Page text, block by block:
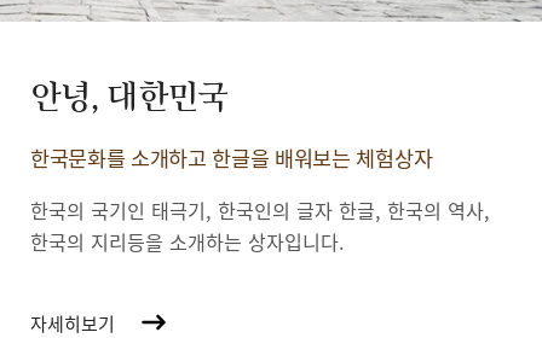
안녕, 대한민국
한국문화를 소개하고 한글을 배워보는 체험상자
한국의 국기인 태극기, 한국인의 글자 한글, 한국의 역사,
한국의 지리등을 소개하는 상자입니다.
자세히보기